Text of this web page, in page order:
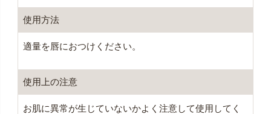
使用方法
適量を唇におつけください。
使用上の注意
お肌に異常が生じていないかよく注意して使用してく